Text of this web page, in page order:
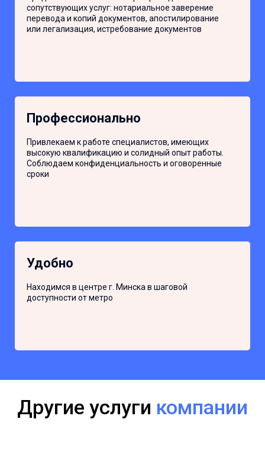
сопутствующих услуг: нотариальное заверение
перевода и копий документов, апостилирование
или легализация, истребование документов
Профессионально
Привлекаем к работе специалистов, имеющих
высокую квалификацию и солидный опыт работы.
Соблюдаем конфиденциальность и оговоренные
сроки
Удобно
Находимся в центре г. Минска в шаговой
доступности от метро
Другие услуги компании